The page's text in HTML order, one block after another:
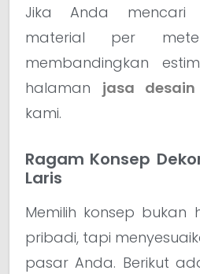
Jika Anda mencari
material per
membandingkan
halaman jasa
kami.
Ragam Konsep
Laris
Memilih konsep bukan
pribadi, tapi
pasar Anda. Berikut